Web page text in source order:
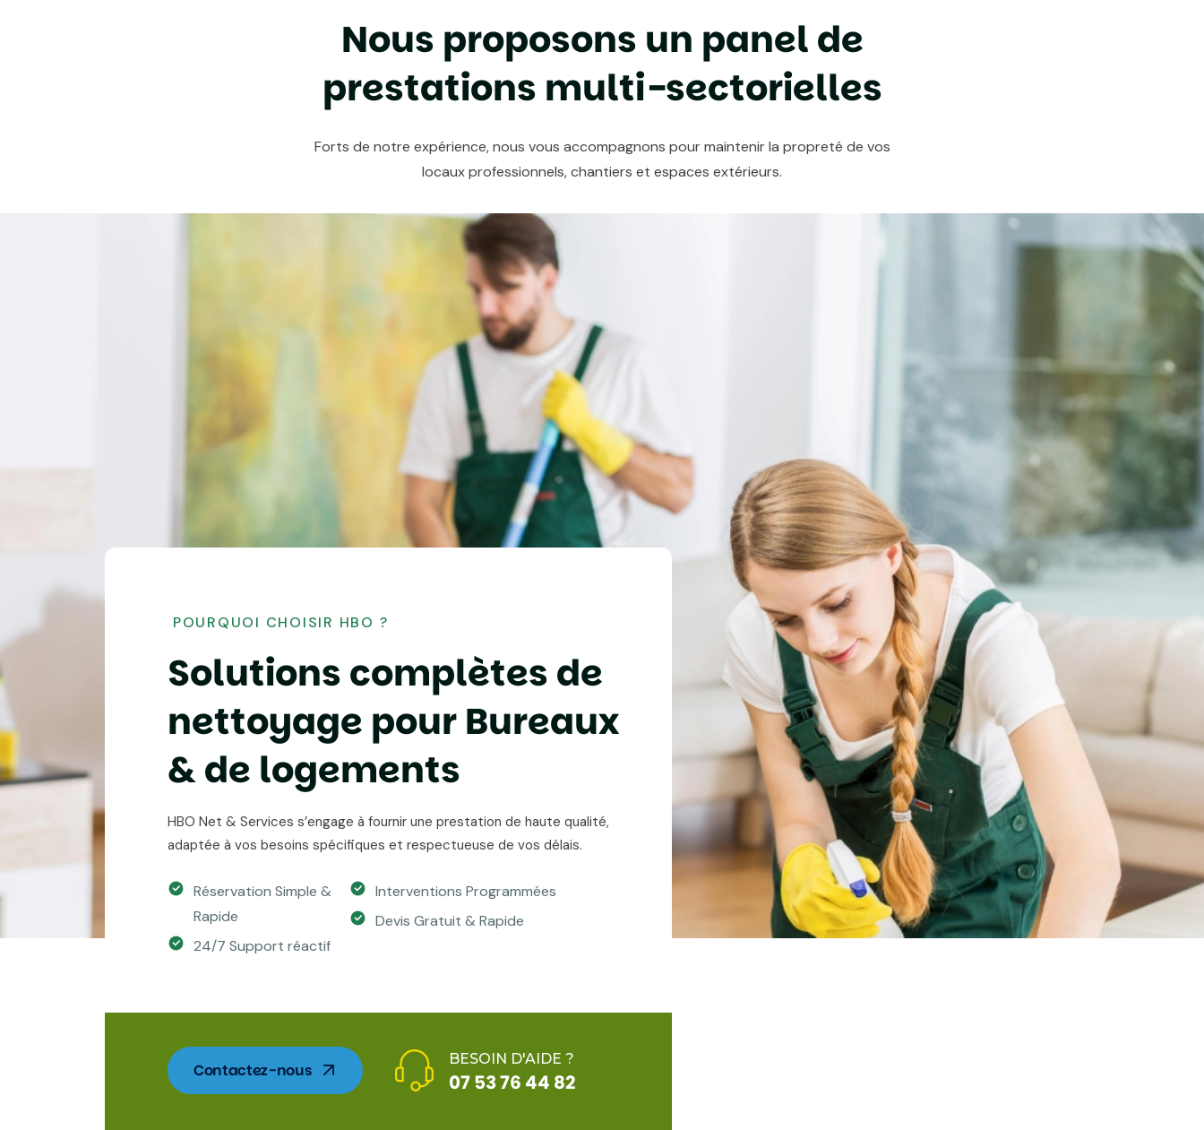
Nous proposons un panelde
prestations multi-sectorielles
Forts de notre expérience, nous vous accompagnons pour maintenir la propreté de vos
locaux professionnels, chantiers et espaces extérieurs.
POURQUOI CHOISIR HBO ?
Solutionscomplètesde
nettoyage pourBureaux
&de logements
HBO Net & Services s’engage à fournir une prestation de haute qualité,
adaptée à vos besoins spécifiques et respectueuse de vos délais.
Réservation Simple &
Rapide
24/7 Support réactif
Interventions Programmées
Devis Gratuit & Rapide
Contactez-nous
BESOIN D'AIDE ?
07 53 76 44 82